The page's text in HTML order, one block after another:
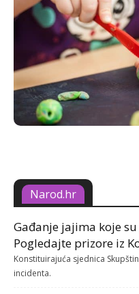
Narod.hr
Gađanje jajima koje
Pogledajte prizore iz
Konstituirajuća sjednica
incidenta.